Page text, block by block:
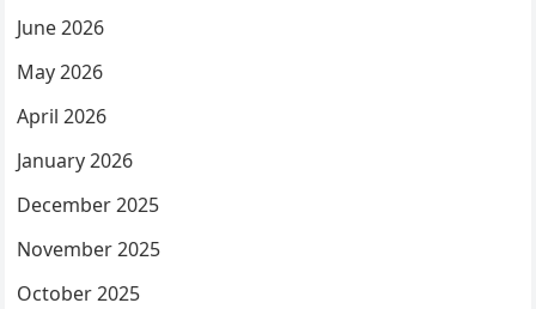
June 2026
May 2026
April 2026
January 2026
December 2025
November 2025
October 2025